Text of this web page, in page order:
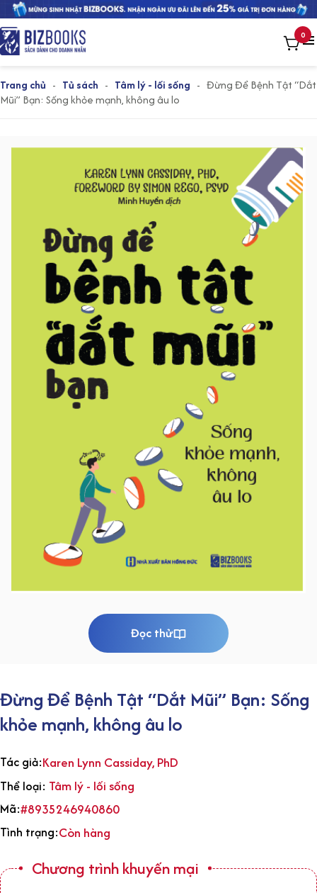
0
Trang chủ - Tủ sách - Tâm lý - lối sống - Đừng Để Bệnh Tật “Dắt
Mũi” Bạn: Sống khỏe mạnh, không âu lo
Đọc thử
Đừng Để Bệnh Tật “Dắt Mũi” Bạn: Sống
khỏe mạnh, không âu lo
Tác giả:Karen Lynn Cassiday, PhD
Thể loại: Tâm lý - lối sống
Mã:#8935246940860
Tình trạng:Còn hàng
Chương trình khuyến mại